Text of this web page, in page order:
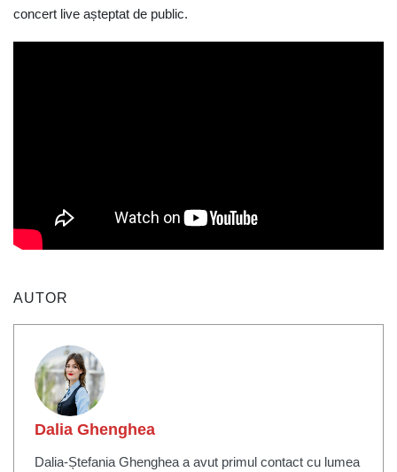
concert live așteptat de public.
AUTOR
Dalia Ghenghea
Dalia-Ștefania Ghenghea a avut primul contact cu lumea